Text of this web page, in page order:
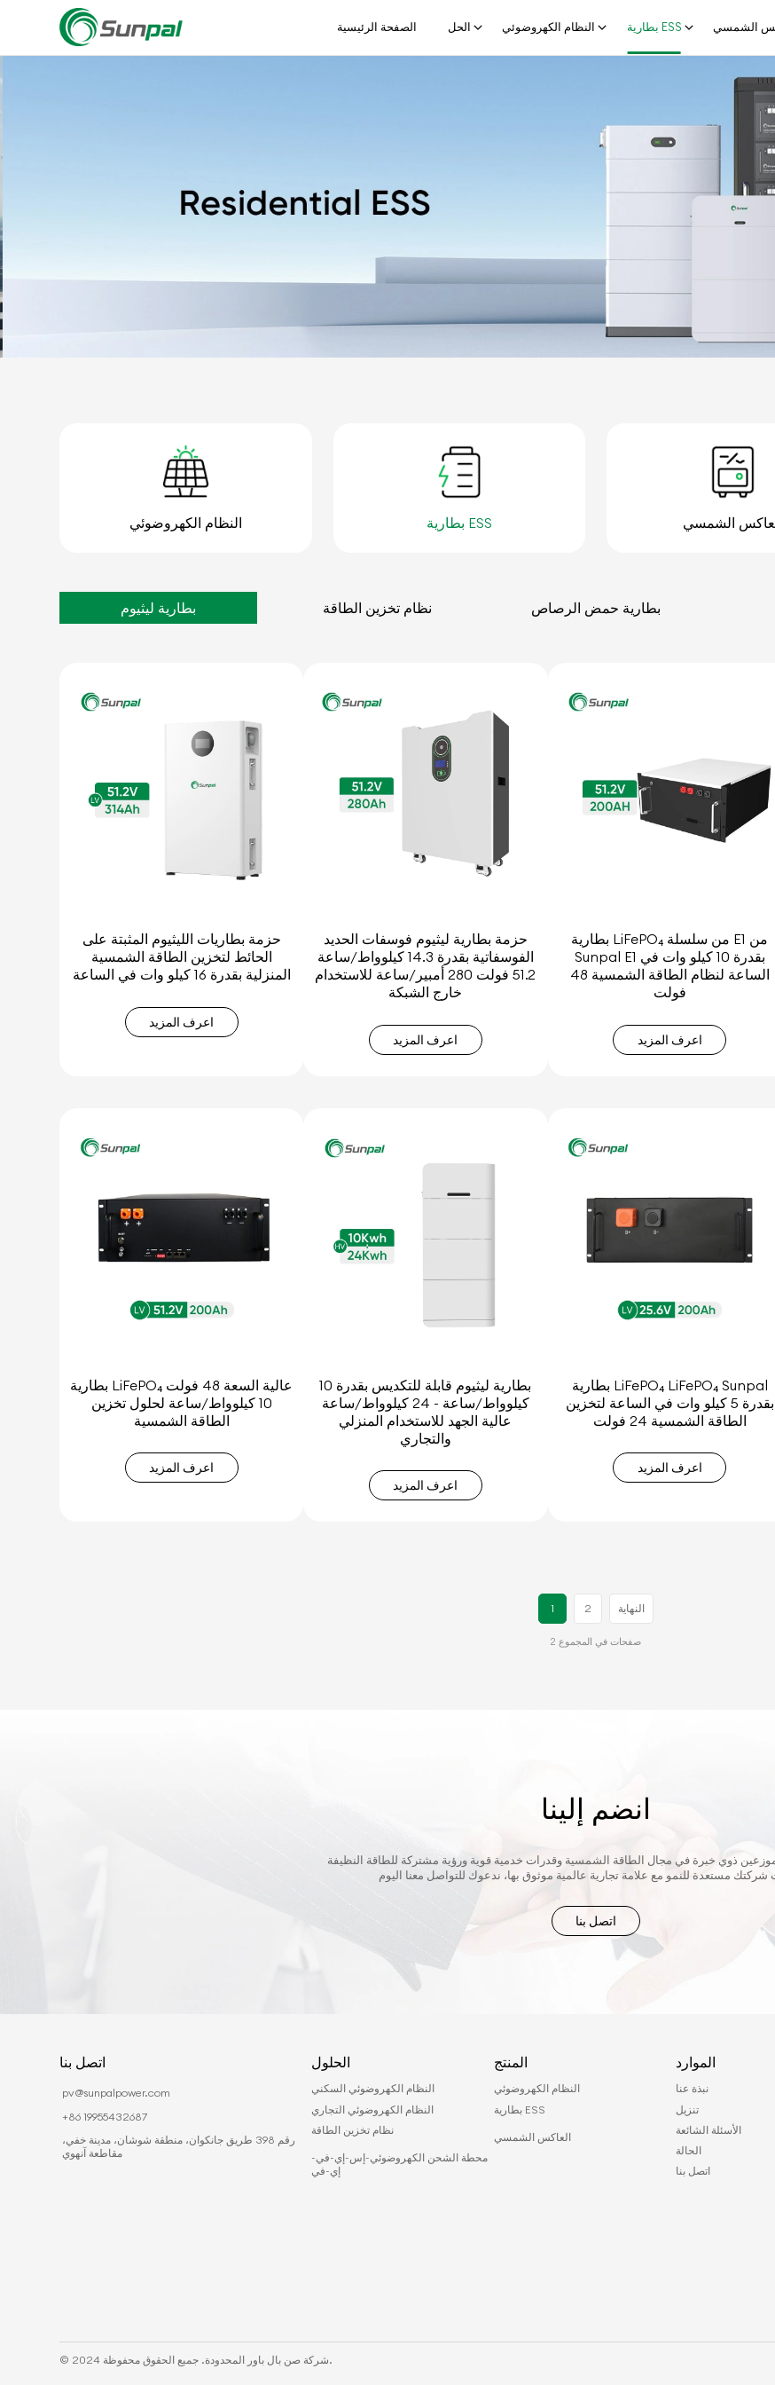
الصفحة الرئيسية الحل النظام الكهروضوئي بطارية ESS الشمسي
النظام الكهروضوئي بطارية ESS الشمسي
بطارية ليثيوم نظام تخزين الطاقة بطارية حمض الرصاص
حزمة بطاريات الليثيوم المثبتة على
الحائط لتخزين الطاقة الشمسية
المنزلية بقدرة 16 كيلو وات في الساعة
اعرف المزيد
حزمة بطارية ليثيوم فوسفات الحديد
الفوسفاتية بقدرة 14.3 كيلوواط/ساعة
51.2 فولت 280 أمبير/ساعة للاستخدام
خارج الشبكة
اعرف المزيد
بطارية LiFePO₄ من سلسلة E1 من
Sunpal E1 بقدرة 10 كيلو وات في
الساعة لنظام الطاقة الشمسية 48
فولت
اعرف المزيد
بطارية LiFePO₄ عالية السعة 48 فولت
10 كيلوواط/ساعة لحلول تخزين
الطاقة الشمسية
اعرف المزيد
بطارية ليثيوم قابلة للتكديس بقدرة 10
كيلوواط/ساعة - 24 كيلوواط/ساعة
عالية الجهد للاستخدام المنزلي
والتجاري
اعرف المزيد
بطارية LiFePO₄ LiFePO₄ Sunpal
بقدرة 5 كيلو وات في الساعة لتخزين
الطاقة الشمسية 24 فولت
اعرف المزيد
1 2 النهاية
2 صفحات في المجموع
انضم إلينا
اتصل بنا
اتصل بنا
pv@sunpalpower.com
+86 19955432687
رقم 398 طريق جانكوان، منطقة شوشان، مدينة خفي،
مقاطعة آنهوي
الحلول
النظام الكهروضوئي السكني
النظام الكهروضوئي التجاري
نظام تخزين الطاقة
محطة الشحن الكهروضوئي-إس-إي-في-
إي-في
المنتج
النظام الكهروضوئي
بطارية ESS
العاكس الشمسي
الموارد
نبذة عنا
تنزيل
الأسئلة الشائعة
الحالة
اتصل بنا
© 2024 شركة صن بال باور المحدودة. جميع الحقوق محفوظة.